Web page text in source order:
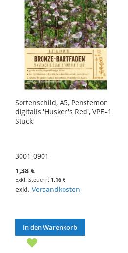
Sortenschild, A5, Penstemon
digitalis 'Husker's Red', VPE=1
Stück
3001-0901
1,38 €
1,16 €
exkl. Versandkosten
In den Warenkorb